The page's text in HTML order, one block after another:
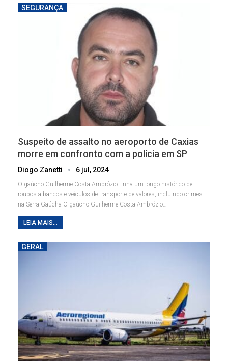
SEGURANÇA
Suspeito de assalto no aeroporto de Caxias
morre em confronto com a polícia em SP
Diogo Zanetti 6 jul, 2024
O gaúcho Guilherme Costa Ambrózio tinha um longo histórico de
roubos a bancos e veículos de transporte de valores, incluindo crimes
na Serra Gaúcha O gaúcho Guilherme Costa Ambrózio
LEIA MAIS...
GERAL